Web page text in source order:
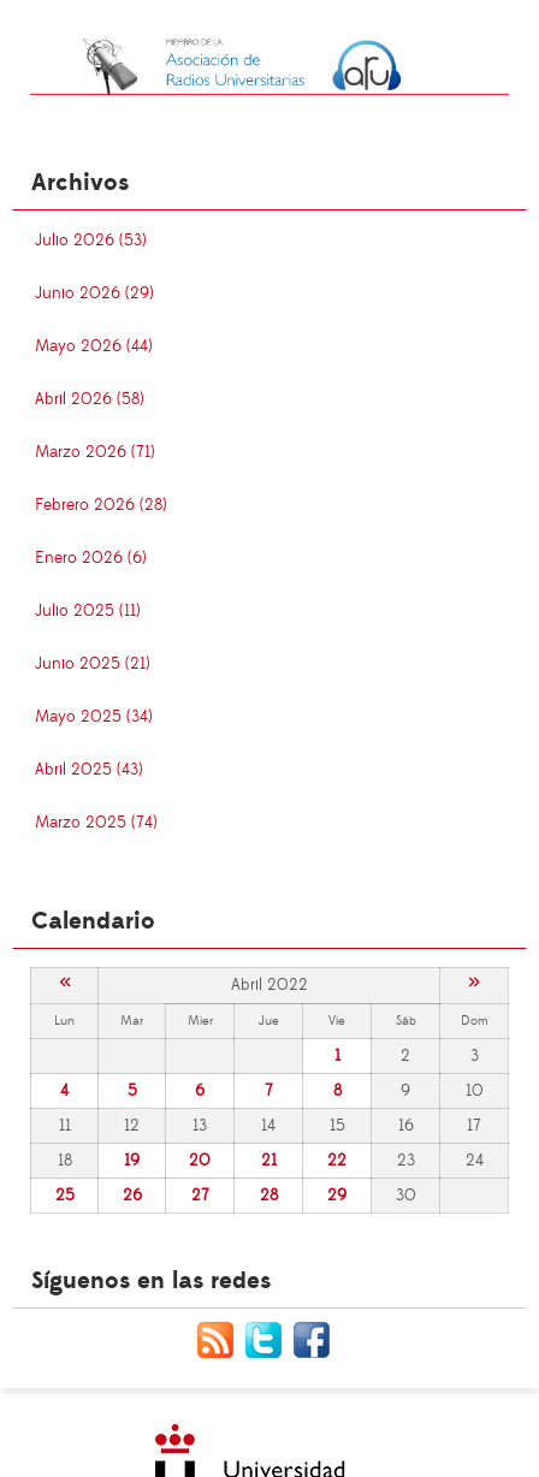
Archivos
Julio 2026 (53)
Junio 2026 (29)
Mayo 2026 (44)
Abril 2026 (58)
Marzo 2026 (71)
Febrero 2026 (28)
Enero 2026 (6)
Julio 2025 (11)
Junio 2025 (21)
Mayo 2025 (34)
Abril 2025 (43)
Marzo 2025 (74)
Calendario
« Abril 2022 »
Lun Mar Mier Jue Vie Sáb Dom
1 2
3
4
5 6 7 8 9
10
11
12 13 14 15 16
17
18
19 20 21 22 23
24
25
26 27 28 29 30
Síguenos en las redes